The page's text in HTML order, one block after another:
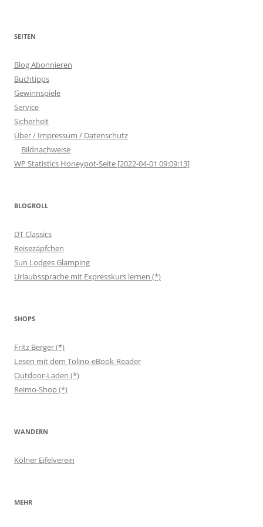
SEITEN
Blog Abonnieren
Buchtipps
Gewinnspiele
Service
Sicherheit
Über / Impressum / Datenschutz
Bildnachweise
WP Statistics Honeypot-Seite [2022-04-01 09:09:13]
BLOGROLL
DT Classics
Reisezäpfchen
Sun Lodges Glamping
Urlaubssprache mit Expresskurs lernen (*)
SHOPS
Fritz Berger (*)
Lesen mit dem Tolino-eBook-Reader
Outdoor-Laden (*)
Reimo-Shop (*)
WANDERN
Kölner Eifelverein
MEHR